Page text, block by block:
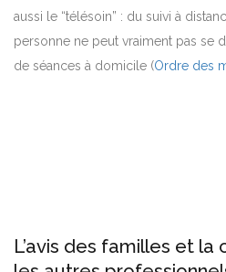
aussi le “télésoin” : du suivi à
personne ne peut vraiment pas se
de séances à domicile (Ordre des
L’avis des familles et